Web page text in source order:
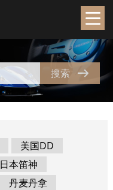
搜索
美国DD
日本笛神
丹麦丹拿